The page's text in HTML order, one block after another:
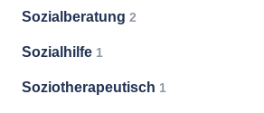
Sozialberatung 2
Sozialhilfe 1
Soziotherapeutisch 1